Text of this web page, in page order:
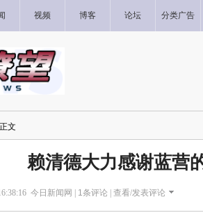
视频 博客 论坛 分类广告
文
赖清德大力感谢蓝营
今日新闻网 | 1条评论 | 查看/发表评论